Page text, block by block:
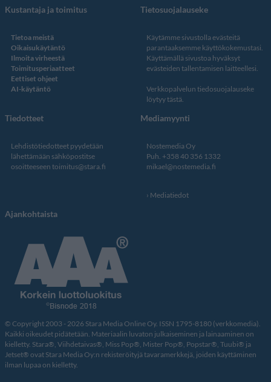
Kustantaja ja toimitus
Tietoa meistä
Oikaisukäytäntö
Ilmoita virheestä
Toimitusperiaatteet
Eettiset ohjeet
AI-käytäntö
Tietosuojalauseke
Käytämme sivustolla evästeitä
parantaaksemme käyttökokemustasi.
Käyttämällä sivustoa hyväksyt
evästeiden tallentamisen laitteellesi.
Verkkopalvelun tiedosuojalauseke
löytyy tästä
Tiedotteet
Lehdistötiedotteet pyydetään
lähettämään sähköpostitse
osoitteeseen toimitus@stara.fi
Mediamyynti
Nostemedia Oy
Puh. +358 40 356 1332
mikael@nostemedia.fi
Mediatiedot
Ajankohtaista
© Copyright 2003 - 2026 Stara Media Online Oy. ISSN 1795-8180 (verkkomedia).
Kaikki oikeudet pidätetään. Materiaalin luvaton julkaiseminen ja lainaaminen on
kielletty. Stara®, Viihdetaivas®, Miss Pop®, Mister Pop®, Popstar®, Tuubi® ja
Jetset® ovat Stara Media Oy:n rekisteröityjä tavaramerkkejä, joiden käyttäminen
ilman lupaa on kielletty.